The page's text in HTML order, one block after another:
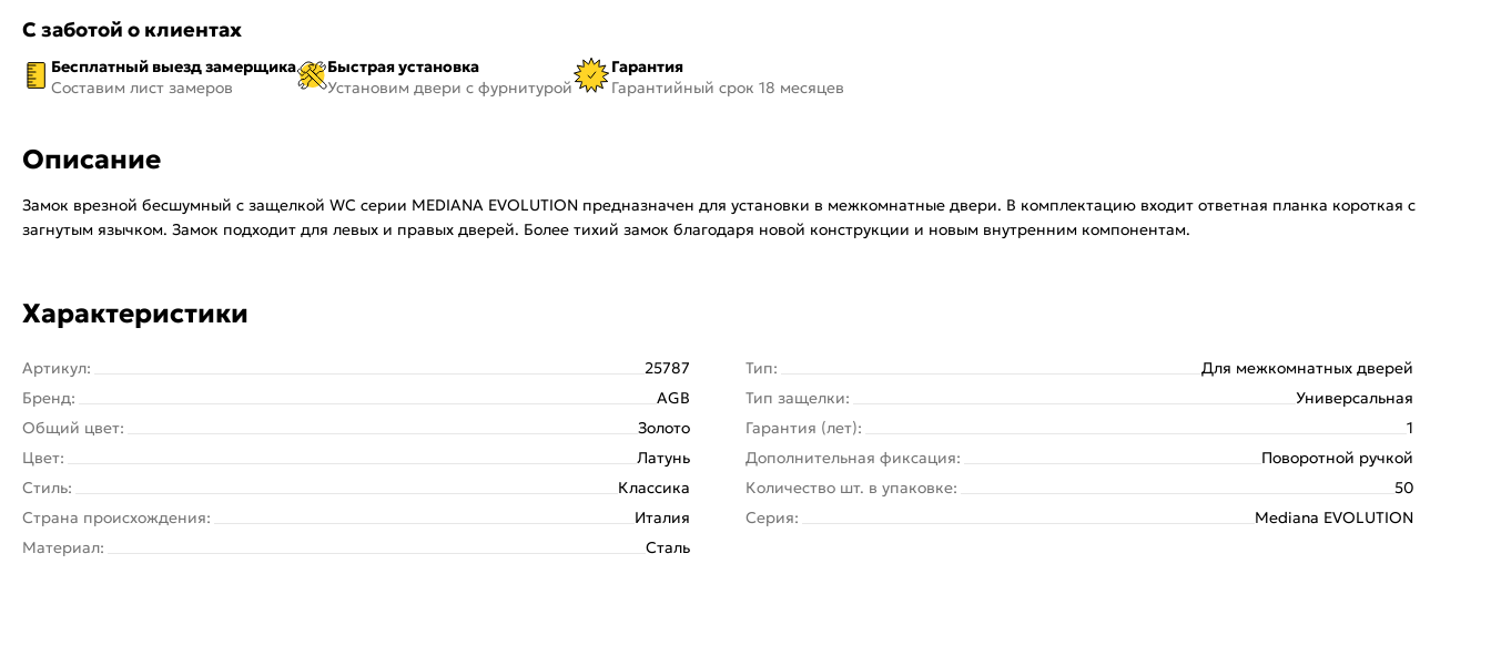
С заботой о клиентах
Бесплатный выезд замерщика
Составим лист замеров
Быстрая установка
Установим двери с фурнитурой
Гарантия
Гарантийный срок 18 месяцев
Описание
Замок врезной бесшумный с защелкой WC серии MEDIANA EVOLUTION предназначен для установки в межкомнатные двери. В комплектацию входит ответная планка короткая с
загнутым язычком. Замок подходит для левых и правых дверей. Более тихий замок благодаря новой конструкции и новым внутренним компонентам.
Характеристики
Артикул:
25787
Бренд:
AGB
Общий цвет:
Золото
Цвет:
Латунь
Стиль:
Классика
Страна происхождения:
Италия
Материал:
Сталь
Тип:
Для межкомнатных дверей
Тип защелки:
Универсальная
Гарантия (лет):
1
Дополнительная фиксация:
Поворотной ручкой
Количество шт. в упаковке:
50
Серия:
Mediana EVOLUTION